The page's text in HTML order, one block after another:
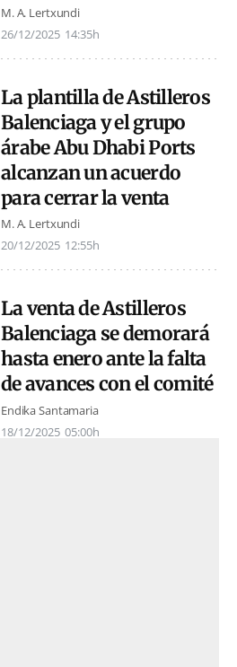
M. A. Lertxundi
26/12/2025 14:35h
La plantilla de Astilleros
Balenciaga y el grupo
árabe Abu Dhabi Ports
alcanzan un acuerdo
para cerrar la venta
M. A. Lertxundi
20/12/2025 12:55h
La venta de Astilleros
Balenciaga se demorará
hasta enero ante la falta
de avances con el comité
Endika Santamaria
18/12/2025 05:00h